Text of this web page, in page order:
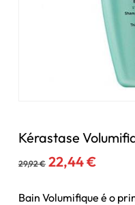
Kérastase
29,92€ O
original
22,44€O
atual
Bain Volumifique é o